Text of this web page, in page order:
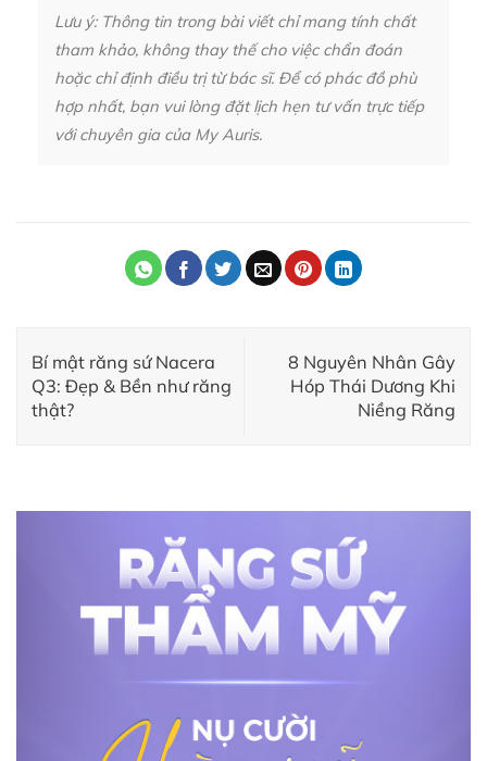
Lưu ý: Thông tin trong bài viết chỉ mang tính chất
tham khảo, không thay thế cho việc chẩn đoán
hoặc chỉ định điều trị từ bác sĩ. Để có phác đồ phù
hợp nhất, bạn vui lòng đặt lịch hẹn tư vấn trực tiếp
với chuyên gia của My Auris.
Bí mật răng sứ Nacera
Q3: Đẹp & Bền như răng
thật?
8 Nguyên Nhân Gây
Hóp Thái Dương Khi
Niềng Răng